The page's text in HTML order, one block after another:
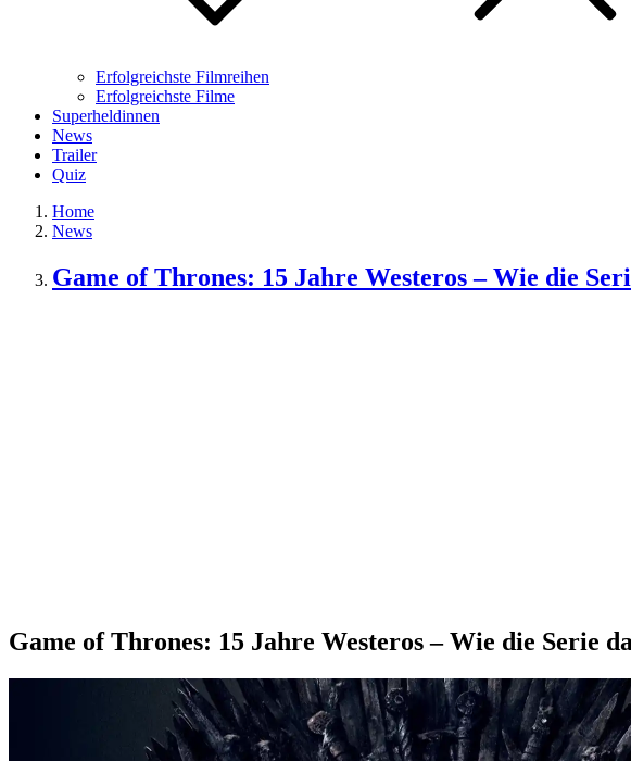
Erfolgreichste Filmreihen
Erfolgreichste Filme
Superheldinnen
News
Trailer
Quiz
Home
News
Game of Thrones: 15 Jahre Westeros – Wie die
Game of Thrones: 15 Jahre Westeros – Wie die Serie